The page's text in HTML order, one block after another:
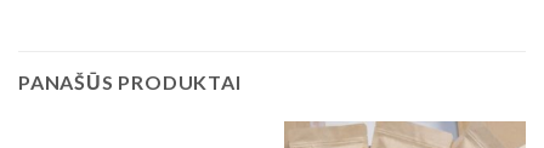
PANAŠŪS PRODUKTAI